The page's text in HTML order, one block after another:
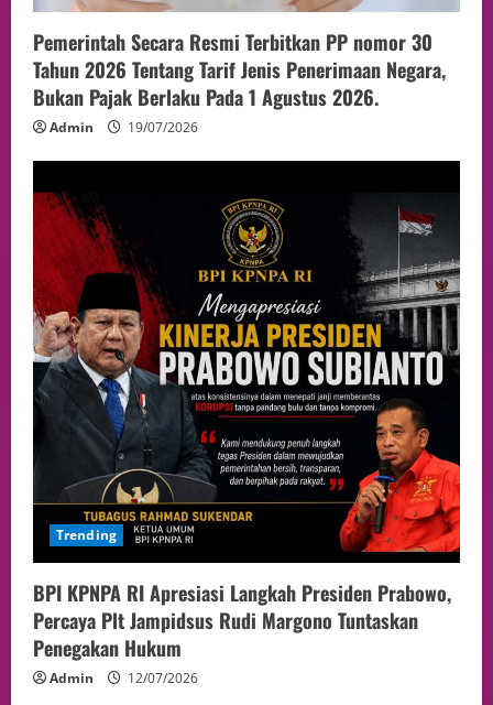
Pemerintah Secara Resmi Terbitkan PP nomor 30
Tahun 2026 Tentang Tarif Jenis Penerimaan Negara,
Bukan Pajak Berlaku Pada 1 Agustus 2026.
Admin 19/07/2026
Trending
BPI KPNPA RI Apresiasi Langkah Presiden Prabowo,
Percaya Plt Jampidsus Rudi Margono Tuntaskan
Penegakan Hukum
Admin 12/07/2026